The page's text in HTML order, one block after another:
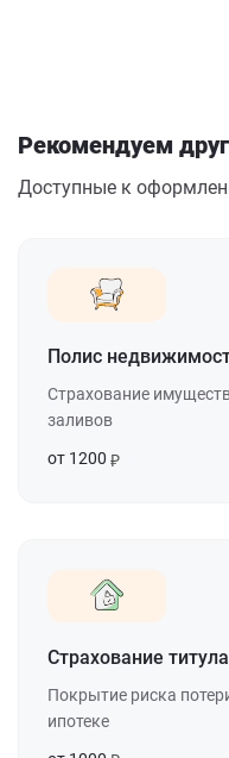
Рекомендуем
Доступные к
Полис
Страхование
заливов
от 1200
Страхование титула
Покрытие риска
ипотеке